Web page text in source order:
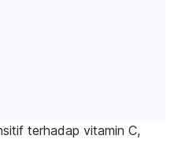
terhadap vitamin C,